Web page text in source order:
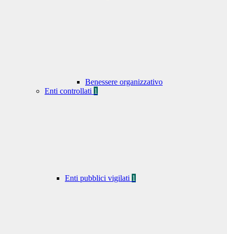
Benessere organizzativo
Enti controllati 1
Enti pubblici vigilati 1